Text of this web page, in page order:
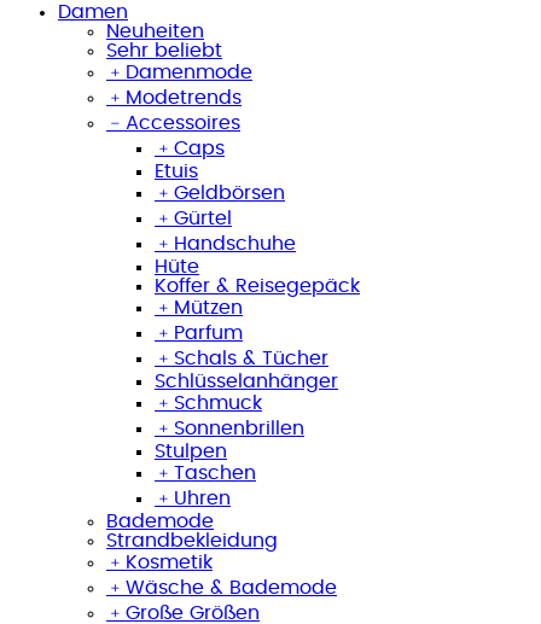
Damen
Neuheiten
Sehr beliebt
﹢ Damenmode
﹢ Modetrends
﹣ Accessoires
﹢ Caps
Etuis
﹢ Geldbörsen
﹢ Gürtel
﹢ Handschuhe
Hüte
Koffer & Reisegepäck
﹢ Mützen
﹢ Parfum
﹢ Schals & Tücher
Schlüsselanhänger
﹢ Schmuck
﹢ Sonnenbrillen
Stulpen
﹢ Taschen
﹢ Uhren
Bademode
Strandbekleidung
﹢ Kosmetik
﹢ Wäsche & Bademode
﹢ Große Größen